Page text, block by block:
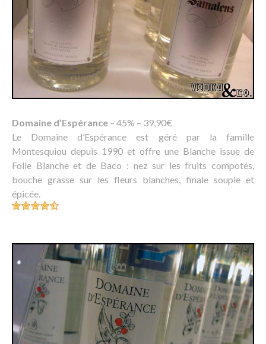
Domaine d’Espérance – 45% – 39,90€
Le Domaine d’Espérance est géré par la famille
Montesquiou depuis 1990 et offre une Blanche issue de
Folle Blanche et de Baco : nez sur les fruits compotés,
bouche grasse sur les fleurs blanches, finale souple et
épicée.